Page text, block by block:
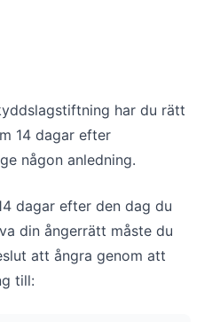
har du rätt
14 dagar efter
någon anledning.
dagar efter den dag du
din ångerrätt måste du
att ångra genom att
till: